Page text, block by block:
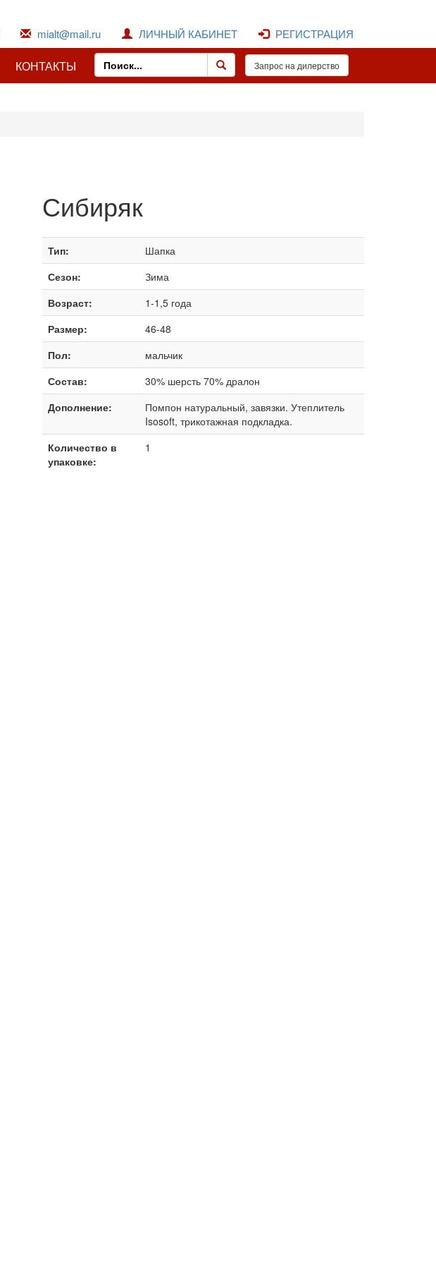
РЕГИСТРАЦИЯ
ЛИЧНЫЙ КАБИНЕТ
mialt@mail.ru
КОНТАКТЫ
Сибиряк
Тип:
Шапка
Сезон:
Зима
Возраст:
1-1,5 года
Размер:
46-48
Пол:
мальчик
Состав:
30% шерсть 70% дралон
Дополнение:
Помпон натуральный, завязки. Утеплитель
Isosoft, трикотажная подкладка.
Количество в
упаковке:
1